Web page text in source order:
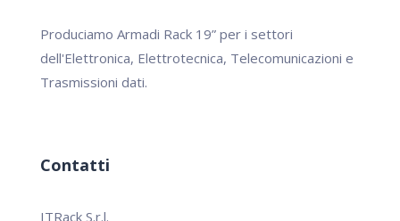
Produciamo Armadi Rack 19” per i settori
dell'Elettronica, Elettrotecnica, Telecomunicazioni e
Trasmissioni dati.
Contatti
ITRack S.r.l.